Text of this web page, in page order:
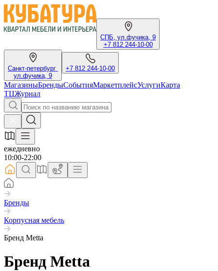
СПБ, ул.фучика, 9
+7 812 244-10-00
Санкт-петербург
ул.фучика, 9
+7 812 244-10-00
МагазиныБрендыСобытияМаркетплейсУслугиКарта
ТЦЖурнал
ежедневно
10:00-22:00
Бренды
Корпусная мебель
Бренд Metta
Бренд Metta